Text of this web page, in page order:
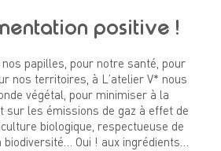
positive !
papilles, pour notre santé, pour
nos territoires, à L’atelier V* nous
végétal, pour minimiser à la
sur les émissions de gaz à effet de
biologique, respectueuse de
biodiversité… Oui ! aux ingrédients…